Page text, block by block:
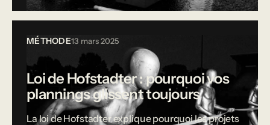
MÉTHODE13 mars 2025
Loi de Hofstadter : pourquoi vos
plannings glissent toujours
La loi de Hofstadter explique pourquoi les projets